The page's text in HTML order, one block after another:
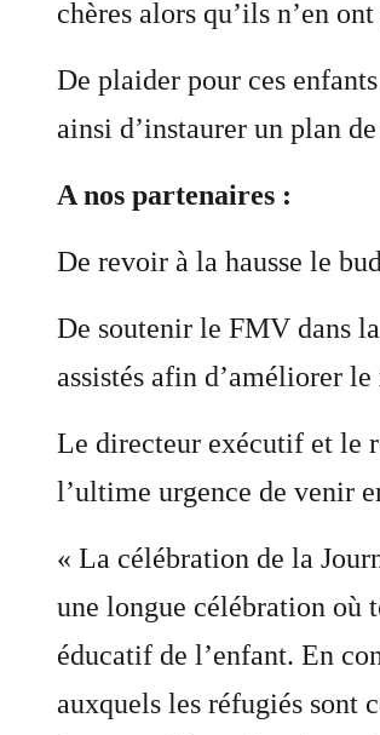
chères alors qu’ils n’en
De plaider pour ces
ainsi d’instaurer un plan
A nos partenaires :
De revoir à la hausse le
De soutenir le FMV dans
assistés afin d’améliorer
Le directeur exécutif et le
l’ultime urgence de venir
« La célébration de la
une longue célébration où
éducatif de l’enfant. En
auxquels les réfugiés sont